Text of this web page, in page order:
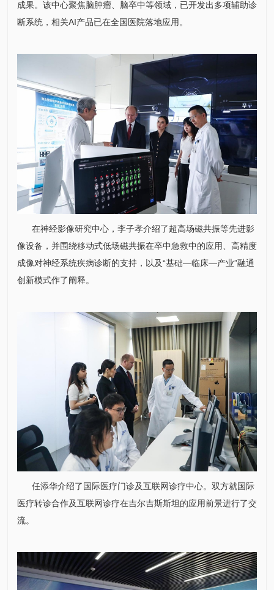
成果。该中心聚焦脑肿瘤、脑卒中等领域，已开发出多项辅助诊
断系统，相关AI产品已在全国医院落地应用。
在神经影像研究中心， 李子孝介绍了超高场磁共振等先进影
像设备，并围绕移动式低场磁共振在卒中急救中的应用、高精度
成像对神经系统疾病诊断的支持，以及“基础—临床—产业”融通
创新模式作了阐释。
任添华介绍了国际医疗门诊及互联网诊疗中心。双方就国际
医疗转诊合作及互联网诊疗在吉尔吉斯斯坦的应用前景进行了交
流。